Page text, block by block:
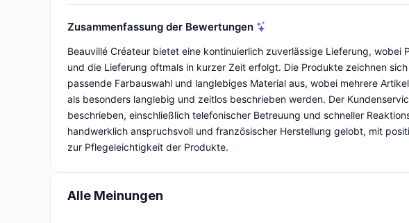
Zusammenfassung der Bewertungen
Beauvillé Créateur bietet eine kontinuierlich zuverlässige Lieferung,
und die Lieferung oftmals in kurzer Zeit erfolgt. Die Produkte zeichnen
passende Farbauswahl und langlebiges Material aus, wobei mehrere
als besonders langlebig und zeitlos beschrieben werden. Der
beschrieben, einschließlich telefonischer Betreuung und schneller
handwerklich anspruchsvoll und französischer Herstellung gelobt, mit
zur Pflegeleichtigkeit der Produkte.
Alle Meinungen